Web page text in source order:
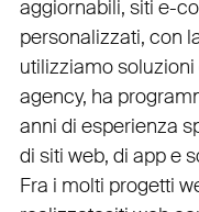
aggiornabili, siti e-
personalizzati, con
utilizziamo
agency, ha
anni di esperienza
di siti web, di app e
Fra i molti progetti